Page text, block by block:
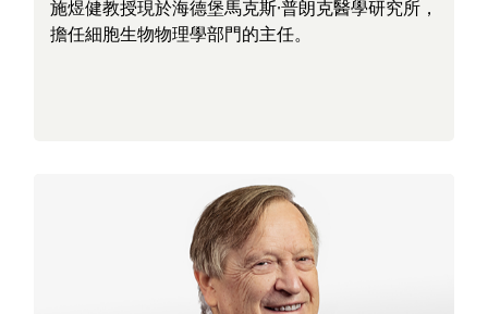
施煜健教授現於海德堡馬克斯·普朗克醫學研究所，
擔任細胞生物物理學部門的主任。